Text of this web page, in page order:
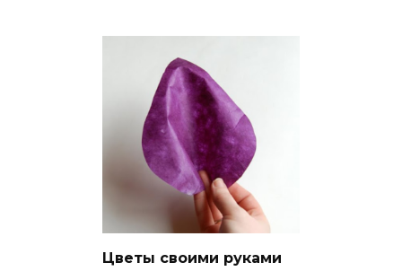
Цветы своими руками